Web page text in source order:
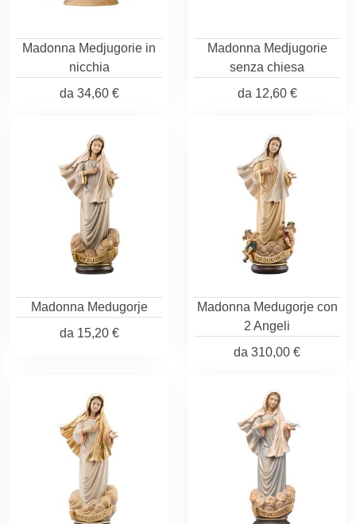
Madonna Medjugorie in
nicchia
da 34,60 €
Madonna Medjugorie
senza chiesa
da 12,60 €
Madonna Medugorje
da 15,20 €
Madonna Medugorje con
2 Angeli
da 310,00 €